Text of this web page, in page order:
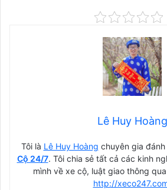
Lê Huy Hoàng
Tôi là Lê Huy Hoàng chuyên gia
Cộ 24/7. Tôi chia sẻ tất cả các kinh
mình về xe cộ, luật giao thông
http://